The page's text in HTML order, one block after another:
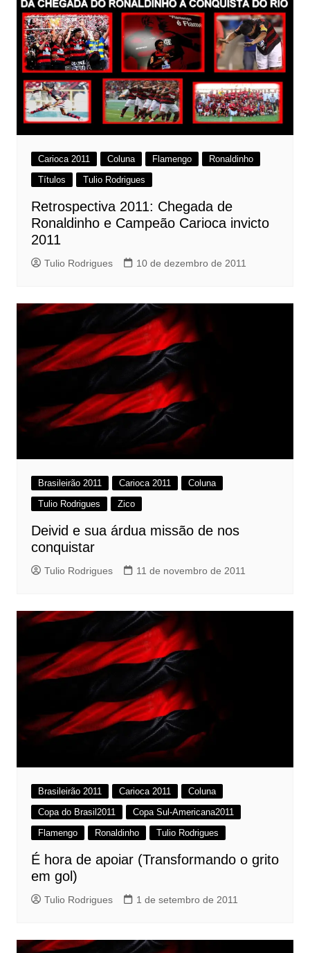
Carioca 2011 Coluna Flamengo
Ronaldinho
Títulos
Tulio Rodrigues
Retrospectiva 2011: Chegada de
Ronaldinho e Campeão Carioca invicto
2011
Tulio Rodrigues 10 de dezembro de 2011
Brasileirão 2011 Carioca 2011
Coluna
Tulio Rodrigues
Zico
Deivid e sua árdua missão de nos
conquistar
Tulio Rodrigues 11 de novembro de 2011
Brasileirão 2011 Carioca 2011
Coluna
Copa do Brasil2011
Copa Sul-Americana2011
Flamengo
Ronaldinho Tulio Rodrigues
É hora de apoiar (Transformando o grito
em gol)
Tulio Rodrigues 1 de setembro de 2011